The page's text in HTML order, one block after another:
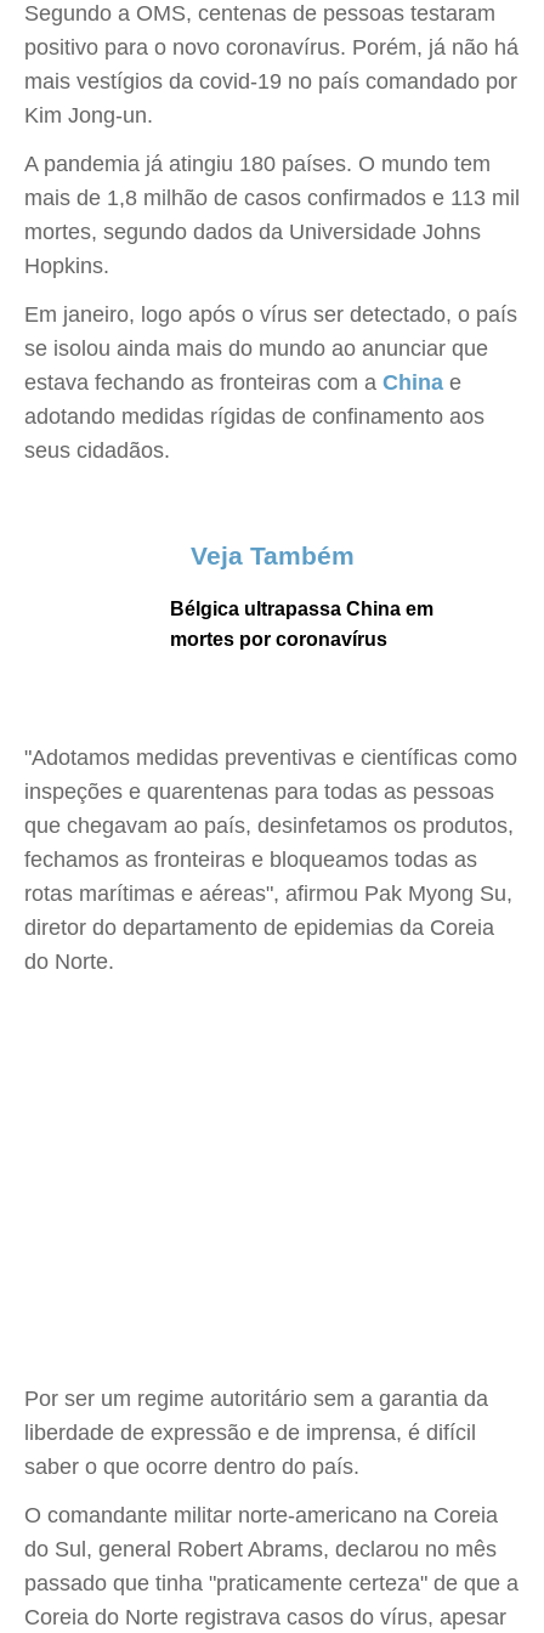
Segundo a OMS, centenas de pessoas testaram
positivo para o novo coronavírus. Porém, já não há
mais vestígios da covid-19 no país comandado por
Kim Jong-un.
A pandemia já atingiu 180 países. O mundo tem
mais de 1,8 milhão de casos confirmados e 113 mil
mortes, segundo dados da Universidade Johns
Hopkins.
Em janeiro, logo após o vírus ser detectado, o país
se isolou ainda mais do mundo ao anunciar que
estava fechando as fronteiras com a China e
adotando medidas rígidas de confinamento aos
seus cidadãos.
Veja Também
Bélgica ultrapassa China em
mortes por coronavírus
"Adotamos medidas preventivas e científicas como
inspeções e quarentenas para todas as pessoas
que chegavam ao país, desinfetamos os produtos,
fechamos as fronteiras e bloqueamos todas as
rotas marítimas e aéreas", afirmou Pak Myong Su,
diretor do departamento de epidemias da Coreia
do Norte.
Por ser um regime autoritário sem a garantia da
liberdade de expressão e de imprensa, é difícil
saber o que ocorre dentro do país.
O comandante militar norte-americano na Coreia
do Sul, general Robert Abrams, declarou no mês
passado que tinha "praticamente certeza" de que a
Coreia do Norte registrava casos do vírus, apesar